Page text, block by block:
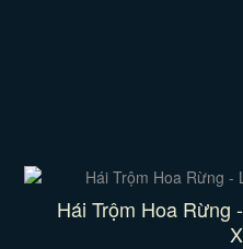
Hái Trộm Hoa Rừng